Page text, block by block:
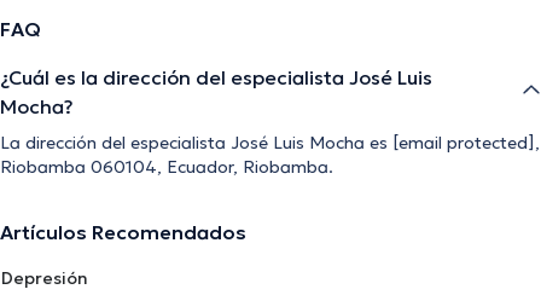
FAQ
¿Cuál es la dirección del especialista José Luis
Mocha?
La dirección del especialista José Luis Mocha es [email protected] ,
Riobamba 060104, Ecuador, Riobamba.
Artículos Recomendados
Depresión